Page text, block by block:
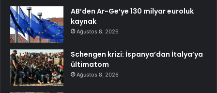
AB’den Ar-Ge’ye 130 milyar euroluk
kaynak
Ağustos 8, 2026
Schengen krizi: İspanya’dan İtalya’ya
ültimatom
Ağustos 8, 2026